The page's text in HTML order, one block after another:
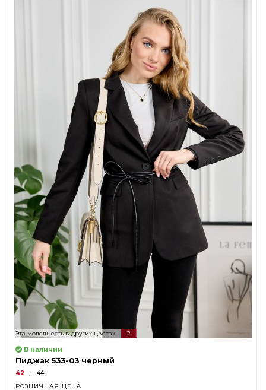
Эта модель есть в других цветах 2
В наличии
Пиджак 533-03 черный
42 44
РОЗНИЧНАЯ ЦЕНА